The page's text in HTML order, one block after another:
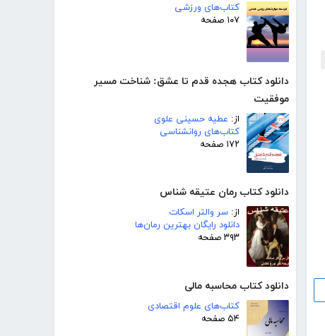
کتاب‌های ورزشی
۱۰۷ صفحه
دانلود کتاب هجده قدم تا عشق: شناخت مسیر
موفقیت
از: عطیه حسینی علوی
کتاب‌های روانشناسی
۱۷۲ صفحه
دانلود کتاب رمان عتیقه شناس
از: سر والتر اسکات
دانلود رایگان بهترین رمان‌ها
۳۹۳ صفحه
دانلود کتاب محاسبه مالی
کتاب‌های علوم اقتصادی
۵۴ صفحه